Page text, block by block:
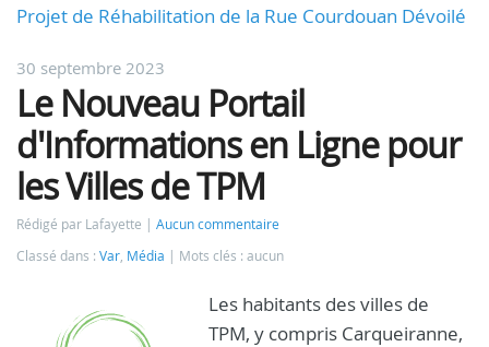
Projet de Réhabilitation de la Rue Courdouan Dévoilé
30 septembre 2023
Le Nouveau Portail
d'Informations en Ligne pour
les Villes de TPM
Rédigé par Lafayette
Aucun commentaire
Classé dans : Var, Média Mots clés : aucun
Les habitants des villes de
TPM, y compris Carqueiranne,